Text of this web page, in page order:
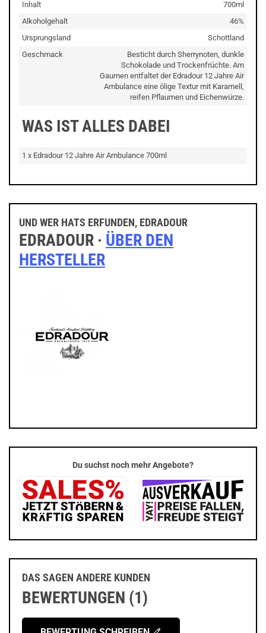
Inhalt
700ml
Alkoholgehalt
46%
Ursprungsland
Schottland
Geschmack
Besticht durch Sherrynoten, dunkle
Schokolade und Trockenfrüchte. Am
Gaumen entfaltet der Edradour 12 Jahre Air
Ambulance eine ölige Textur mit Karamell,
reifen Pflaumen und Eichenwürze.
WAS IST ALLES DABEI
1 x Edradour 12 Jahre Air Ambulance 700ml
UND WER HATS ERFUNDEN, EDRADOUR
EDRADOUR · ÜBER DEN
HERSTELLER
Du suchst noch mehr Angebote?
DAS SAGEN ANDERE KUNDEN
BEWERTUNGEN (1)